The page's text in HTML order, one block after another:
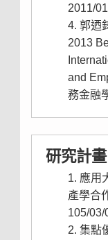
2011/
郭迺
2013
and
務金融
研究計畫
應用
產學合
105/03/
集點